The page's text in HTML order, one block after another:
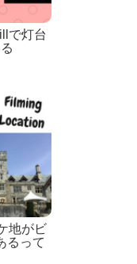
で灯台
地がビ
るって